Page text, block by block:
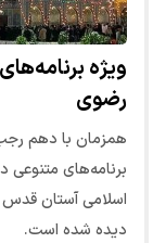
ویژه
رضوی
همزمان با دهم
برنامه‌های
اسلامی آستان
دیده شده است.